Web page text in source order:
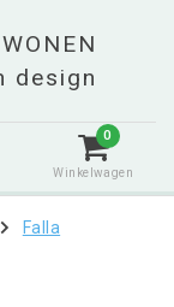
0
Winkelwagen
Falla